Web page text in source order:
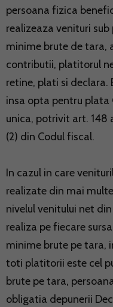
persoana fizica
realizeaza venituri
minime brute de tara,
contributii, platitorul
retine, plati si declara.
insa opta pentru plata
unica, potrivit art. 148
(2) din Codul fiscal.
In cazul in care
realizate din mai
nivelul venitului net
realiza pe fiecare
minime brute pe tara,
toti platitorii este cel
brute pe tara,
obligatia depunerii